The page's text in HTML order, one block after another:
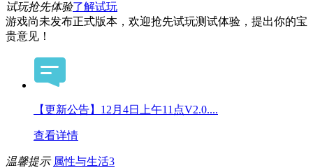
试玩抢先体验了解试玩
游戏尚未发布正式版本，欢迎抢先试玩测试体验，提出你的宝
贵意见！
【更新公告】12月4日上午11点V2.0....
查看详情
温馨提示 属性与生活3